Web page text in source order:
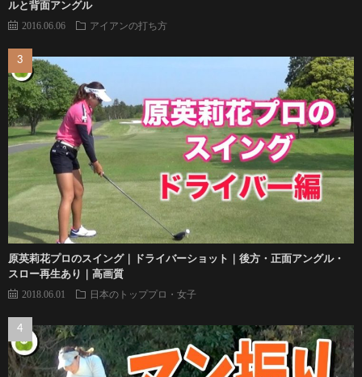
ルと背面アングル
2016.06.06 アイアンの打ち方
原英莉花プロのスイング｜ドライバーショット｜後方・正面アングル・
スロー再生あり｜高画質
2018.06.01 日本のトッププロ・女子